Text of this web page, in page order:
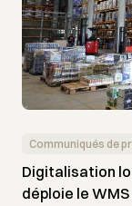
Communiqués de
Digitalisation
déploie le WMS